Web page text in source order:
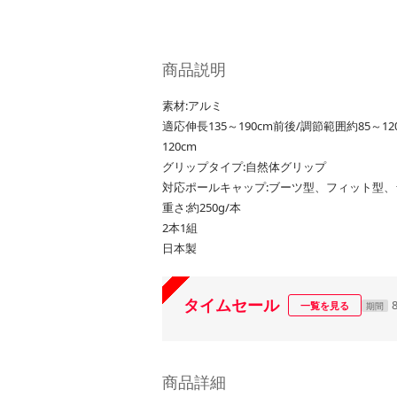
商品説明
素材:アルミ
適応伸長135～190cm前後/調節範囲約85～
120cm
グリップタイプ:自然体グリップ
対応ポールキャップ:ブーツ型、フィット型
重さ:約250g/本
2本1組
日本製
タイムセール 一覧を見る 期間
商品詳細